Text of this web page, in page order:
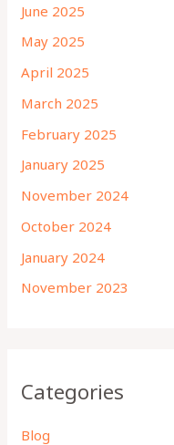
June 2025
May 2025
April 2025
March 2025
February 2025
January 2025
November 2024
October 2024
January 2024
November 2023
Categories
Blog